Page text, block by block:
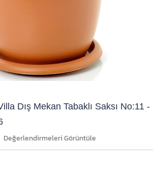
Dış Mekan Tabaklı Saksı No:11 -